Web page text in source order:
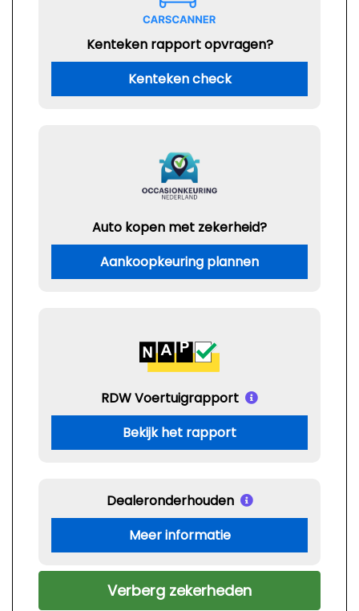
Kenteken rapport opvragen?
Kenteken check
Auto kopen met zekerheid?
Aankoopkeuring plannen
RDW Voertuigrapport
Bekijk het rapport
Dealeronderhouden
Meer informatie
Verberg zekerheden